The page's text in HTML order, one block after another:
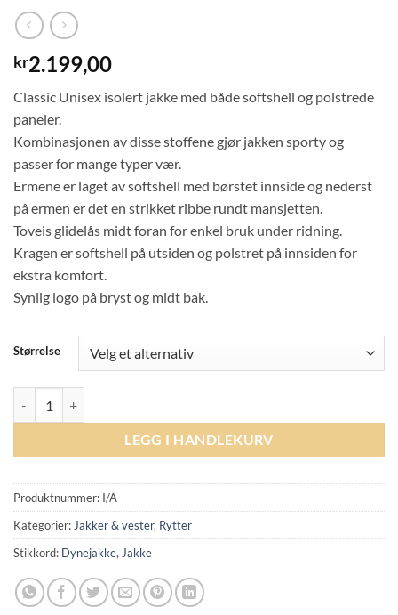
kr2.199,00
Classic Unisex isolert jakke med både softshell og polstrede
paneler.
Kombinasjonen av disse stoffene gjør jakken sporty og
passer for mange typer vær.
Ermene er laget av softshell med børstet innside og nederst
på ermen er det en strikket ribbe rundt mansjetten.
Toveis glidelås midt foran for enkel bruk under ridning.
Kragen er softshell på utsiden og polstret på innsiden for
ekstra komfort.
Synlig logo på bryst og midt bak.
Størrelse
LEGG I HANDLEKURV
Produktnummer: I/A
Kategorier: Jakker & vester, Rytter
Stikkord: Dynejakke, Jakke